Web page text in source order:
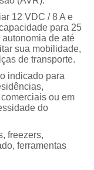
12 VDC / 8 A e
para 25
autonomia de até
sua mobilidade,
de transporte.
indicado para
ou em
do
freezers,
ferramentas